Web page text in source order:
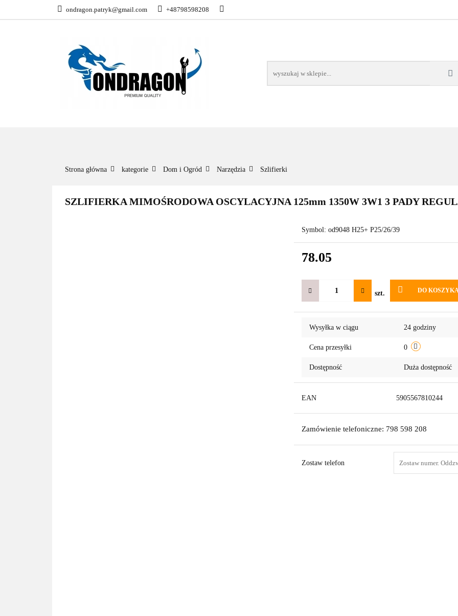
ondragon.patryk@gmail.com +48798598208
KATEGORIE NOWOŚCI BESTSELLERY WSZYSTKIE TOWARY
Strona główna kategorie Dom i Ogród Narzędzia Szlifierki
SZLIFIERKA MIMOŚRODOWA OSCYLACYJNA 125mm 1350W 3W1 3 PADY
Symbol: od9048 H25+ P25/26/39
78.05
szt. DO
Wysyłka w ciągu 24 godziny
Cena przesyłki 0
Dostępność Duża dostępność
EAN 5905567810244
Zamówienie telefoniczne: 798 598 208
Zostaw telefon